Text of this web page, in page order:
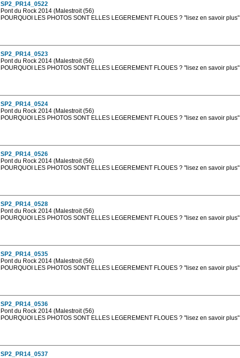
SP2_PR14_0522
Pont du Rock 2014 (Malestroit (56)
POURQUOI LES PHOTOS SONT ELLES LEGEREMENT FLOUES ? "lisez en savoir plus"
SP2_PR14_0523
Pont du Rock 2014 (Malestroit (56)
POURQUOI LES PHOTOS SONT ELLES LEGEREMENT FLOUES ? "lisez en savoir plus"
SP2_PR14_0524
Pont du Rock 2014 (Malestroit (56)
POURQUOI LES PHOTOS SONT ELLES LEGEREMENT FLOUES ? "lisez en savoir plus"
SP2_PR14_0526
Pont du Rock 2014 (Malestroit (56)
POURQUOI LES PHOTOS SONT ELLES LEGEREMENT FLOUES ? "lisez en savoir plus"
SP2_PR14_0528
Pont du Rock 2014 (Malestroit (56)
POURQUOI LES PHOTOS SONT ELLES LEGEREMENT FLOUES ? "lisez en savoir plus"
SP2_PR14_0535
Pont du Rock 2014 (Malestroit (56)
POURQUOI LES PHOTOS SONT ELLES LEGEREMENT FLOUES ? "lisez en savoir plus"
SP2_PR14_0536
Pont du Rock 2014 (Malestroit (56)
POURQUOI LES PHOTOS SONT ELLES LEGEREMENT FLOUES ? "lisez en savoir plus"
SP2_PR14_0537